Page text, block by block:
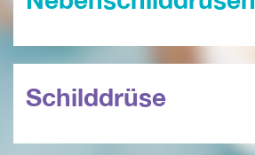
Schilddrüse